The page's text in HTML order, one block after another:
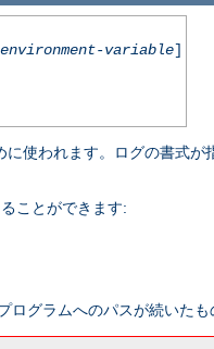
environment-variable]
使われます。ログの書式
ことができます:
グラムへのパスが続いたも